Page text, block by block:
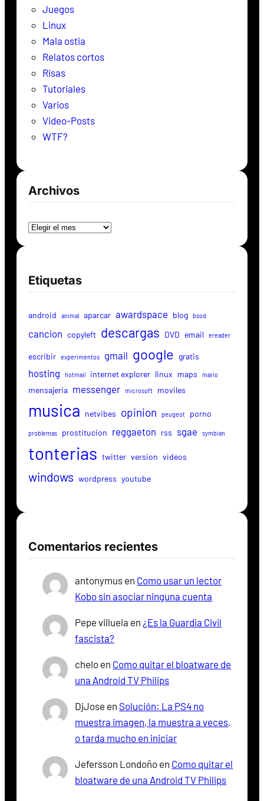
Juegos
Linux
Mala ostia
Relatos cortos
Risas
Tutoriales
Varios
Video-Posts
WTF?
Archivos
Etiquetas
android animal aparcar awardspace blog bsod
cancion copyleft descargas DVD email ereader
escribir experimentos gmail google gratis
hosting hotmail internet explorer linux maps mario
mensajeria messenger microsoft moviles
musica netvibes opinion peugeot porno
problemas prostitucion reggaeton rss sgae symbian
tonterias twitter version videos
windows wordpress youtube
Comentarios recientes
antonymus en Como usar un lector
Kobo sin asociar ninguna cuenta
Pepe villuela en ¿Es la Guardia Civil
fascista?
chelo en Como quitar el bloatware de
una Android TV Philips
DjJose en Solución: La PS4 no
muestra imagen, la muestra a veces,
o tarda mucho en iniciar
Jefersson Londoño en Como quitar el
bloatware de una Android TV Philips